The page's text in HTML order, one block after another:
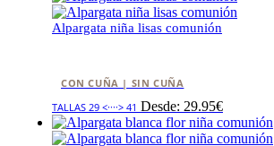
Alpargata niña lisas comunión
CON CUÑA | SIN CUÑA
TALLAS 29 <····> 41 Desde: 29.95€